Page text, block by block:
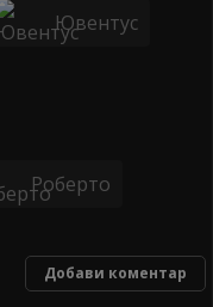
Ювентус
Роберто
Добави коментар